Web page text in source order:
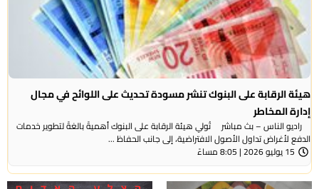
هيئة الرقابة على البنوك تنشر مسودة تحديث على اللوائح في مجال
إدارة المخاطر
راديو الناس – بث مباشر تُولي هيئة الرقابة على البنوك أهميةً بالغةً لتطوير خدمات
الدفع لأغراض تداول الأصول الافتراضية، إلى جانب الحفاظ ...
15 يوليو 2026 | 8:05 مساءً